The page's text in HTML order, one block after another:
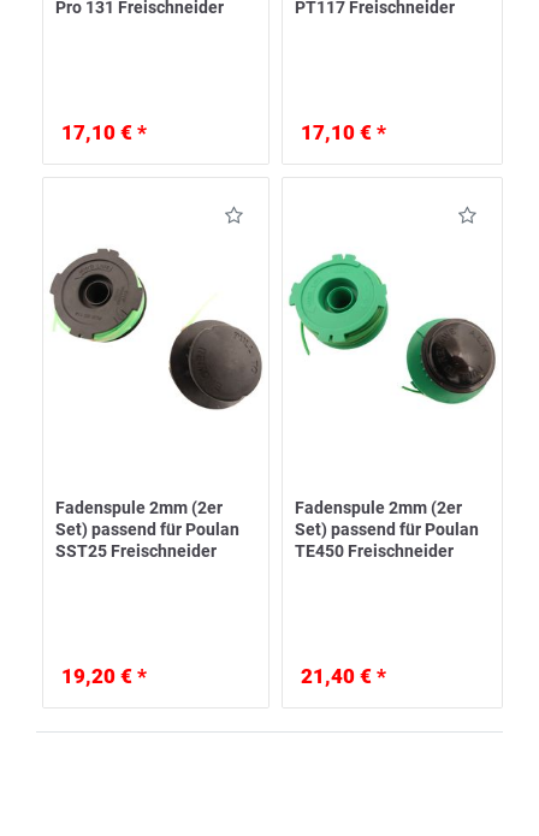
Pro 131 Freischneider
17,10 € *
PT117 Freischneider
17,10 € *
Fadenspule 2mm (2er
Set) passend für Poulan
SST25 Freischneider
19,20 € *
Fadenspule 2mm (2er
Set) passend für Poulan
TE450 Freischneider
21,40 € *